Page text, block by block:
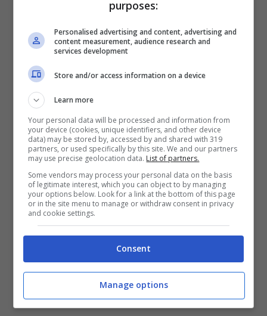
purposes:
Personalised advertising and content, advertising and
content measurement, audience research and
services development
Store and/or access information on a device
Learn more
Your personal data will be processed and information from
your device (cookies, unique identifiers, and other device
data) may be stored by, accessed by and shared with 319
partners, or used specifically by this site. We and our partners
may use precise geolocation data. List of partners.
Some vendors may process your personal data on the basis
of legitimate interest, which you can object to by managing
your options below. Look for a link at the bottom of this page
or in the site menu to manage or withdraw consent in privacy
and cookie settings.
Consent
Manage options